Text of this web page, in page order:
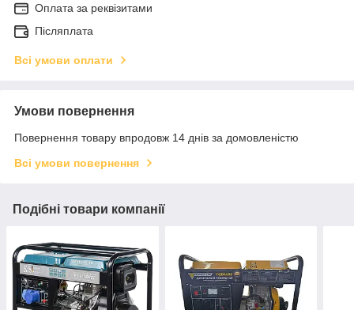
Оплата за реквізитами
Післяплата
Всі умови оплати
Умови повернення
Повернення товару впродовж 14 днів за домовленістю
Всі умови повернення
Подібні товари компанії